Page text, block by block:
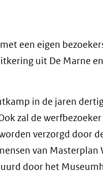
een eigen
uit De Marne
in de jaren
zal de
verzorgd door
van Masterplan
door het